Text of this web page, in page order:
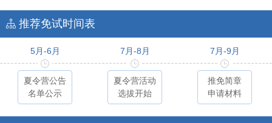
推荐免试时间表
5月-6月
夏令营公告
名单公示
7月-8月
夏令营活动
选拔开始
7月-9月
推免简章
申请材料